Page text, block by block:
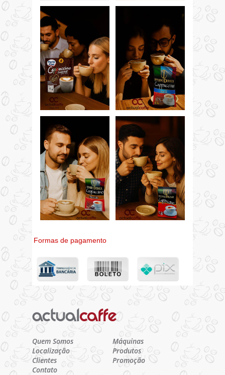
Formas de pagamento
Quem Somos
Localização
Clientes
Contato
Máquinas
Produtos
Promoção